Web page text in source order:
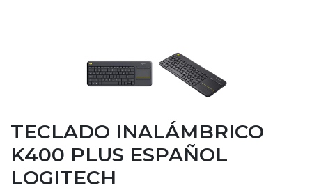
TECLADO INALÁMBRICO
K400 PLUS ESPAÑOL
LOGITECH